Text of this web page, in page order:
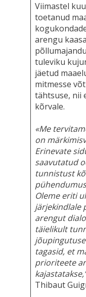
Viimastel
toetanud
arengu
tuleviku
jäetud
mitmesse
tähtsuse, nii
kõrvale.
«Me
on
Erinevate
saavutatud
tunnistust
Oleme eriti
järjekindlale
arengut
täielikult
tagasid, et
prioriteete
Thibaut